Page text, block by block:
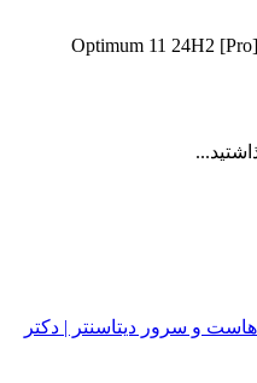
Optimum 11 24H2
و سرور دیتاسنتر | دکتر